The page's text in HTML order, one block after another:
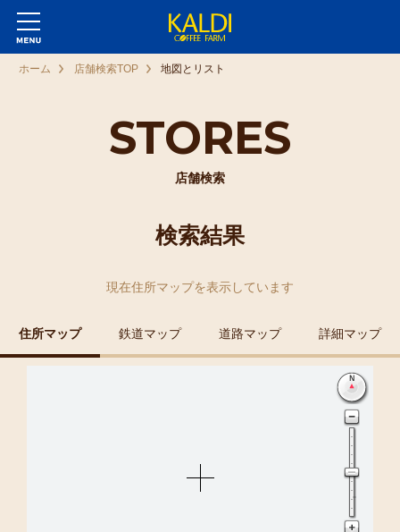
STORES
店舗検索
ホーム 店舗検索TOP 地図とリスト
検索結果
現在住所マップを表示しています
住所マップ 鉄道マップ 道路マップ 詳細マップ